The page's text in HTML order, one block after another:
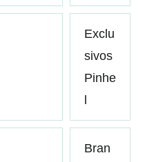
Exclu
sivos
Pinhe
Bran